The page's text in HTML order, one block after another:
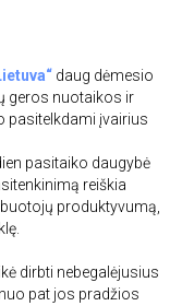
daug dėmesio
geros nuotaikos ir
pasitelkdami įvairius
pasitaiko daugybė
reiškia
produktyvumą,
dirbti nebegalėjusius
pat jos pradžios